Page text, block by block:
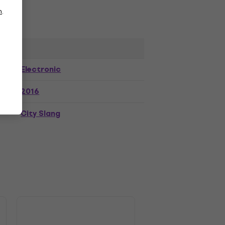
.
Electronic
2016
City Slang